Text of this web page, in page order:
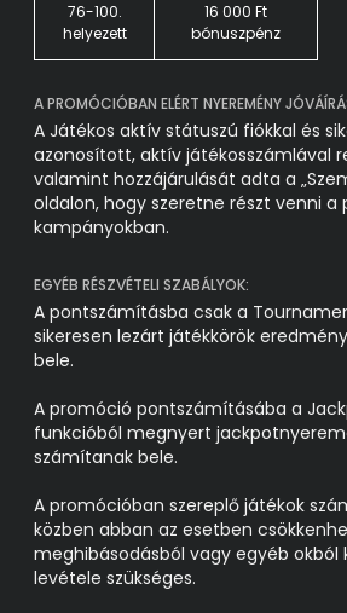
76-100.
helyezett
16 000 Ft
bónuszpénz
A PROMÓCIÓBAN ELÉRT NYEREMÉNY
A Játékos aktív státuszú fiókkal és
azonosított, aktív játékosszámlával
valamint hozzájárulását adta a
oldalon, hogy szeretne részt venni a
kampányokban.
EGYÉB RÉSZVÉTELI SZABÁLYOK:
A pontszámításba csak a
sikeresen lezárt játékkörök
bele.
A promóció pontszámításába a
funkcióból megnyert
számítanak bele.
A promócióban szereplő játékok
közben abban az esetben
meghibásodásból vagy egyéb okból
levétele szükséges.